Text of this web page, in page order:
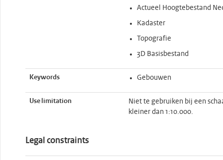
Actueel Hoogtebestand
Kadaster
Topografie
3D Basisbestand
Keywords Gebouwen
Use limitation
Niet te gebruiken bij een
kleiner dan 1:10.000.
Legal constraints